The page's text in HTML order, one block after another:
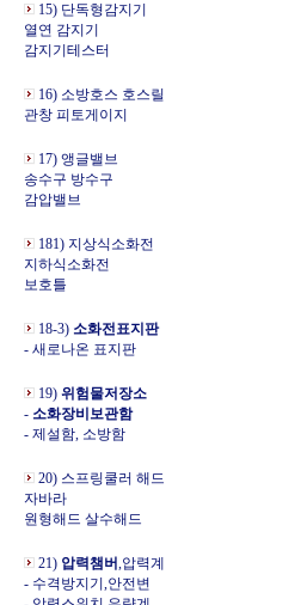
15) 단독형감지기
열연 감지기
감지기테스터
16) 소방호스 호스릴
관창 피토게이지
17) 앵글밸브
송수구 방수구
감압밸브
181) 지상식소화전
지하식소화전
보호틀
18-3) 소화전표지판
- 새로나온 표지판
19) 위험물저장소
- 소화장비보관함
- 제설함, 소방함
20) 스프링쿨러 해드
자바라
원형해드 살수해드
21) 압력챔버,압력계
- 수격방지기,안전변